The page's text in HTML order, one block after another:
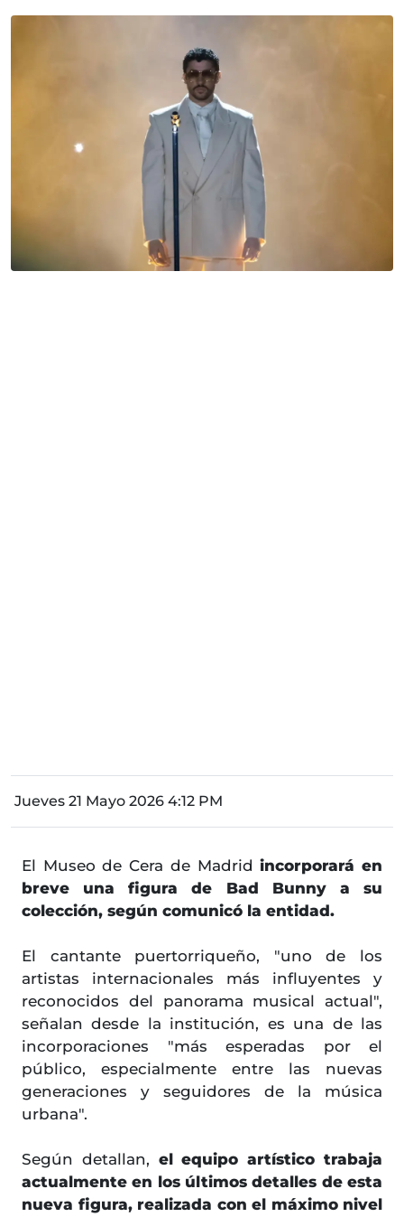
Jueves 21 Mayo 2026 4:12 PM
El Museo de Cera de Madridincorporará en
breve una figura de Bad Bunny a su
colección, según comunicó la entidad.
El cantante puertorriqueño, "uno de los
artistas internacionales más influyentes y
reconocidos del panorama musical actual",
señalan desde la institución, es una de las
incorporaciones "más esperadas por el
público, especialmente entre las nuevas
generaciones y seguidores de la música
urbana".
Según detallan, el equipo artístico trabaja
actualmente en los últimos detalles de esta
nueva figura, realizada con el máximo nivel